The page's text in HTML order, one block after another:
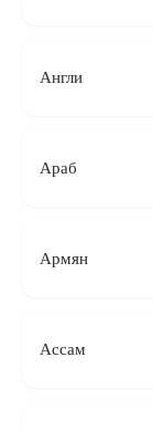
Англи
Араб
Армян
Ассам